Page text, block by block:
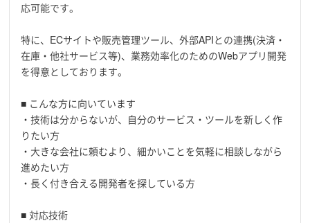
応可能です。
特に、ECサイトや販売管理ツール、外部APIとの連携(決済・
在庫・他社サービス等)、業務効率化のためのWebアプリ開発
を得意としております。
■ こんな方に向いています
・技術は分からないが、自分のサービス・ツールを新しく作
りたい方
・大きな会社に頼むより、細かいことを気軽に相談しながら
進めたい方
・長く付き合える開発者を探している方
■ 対応技術